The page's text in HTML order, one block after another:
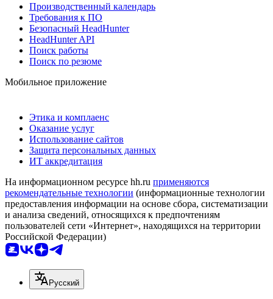
Производственный календарь
Требования к ПО
Безопасный HeadHunter
HeadHunter API
Поиск работы
Поиск по резюме
Мобильное приложение
Этика и комплаенс
Оказание услуг
Использование сайтов
Защита персональных данных
ИТ аккредитация
На информационном ресурсе hh.ru применяются
рекомендательные технологии (информационные технологии
предоставления информации на основе сбора, систематизации
и анализа сведений, относящихся к предпочтениям
пользователей сети «Интернет», находящихся на территории
Российской Федерации)
Русский